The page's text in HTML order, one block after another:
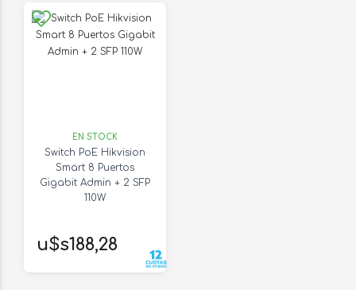
EN STOCK
Switch PoE Hikvision
Smart 8 Puertos
Gigabit Admin + 2 SFP
110W
u$s188,28